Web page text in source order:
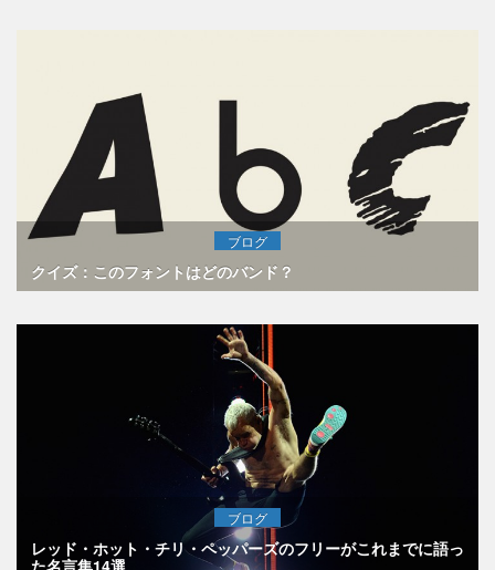
ブログ
クイズ：このフォントはどのバンド？
ブログ
レッド・ホット・チリ・ペッパーズのフリーがこれまでに語っ
た名言集14選